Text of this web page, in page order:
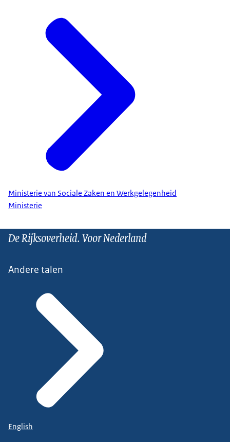
Ministerie van Sociale Zaken en Werkgelegenheid
Ministerie
De Rijksoverheid. Voor Nederland
Andere talen
English